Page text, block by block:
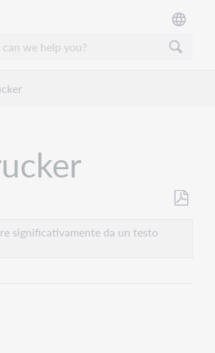
significativamente da un testo